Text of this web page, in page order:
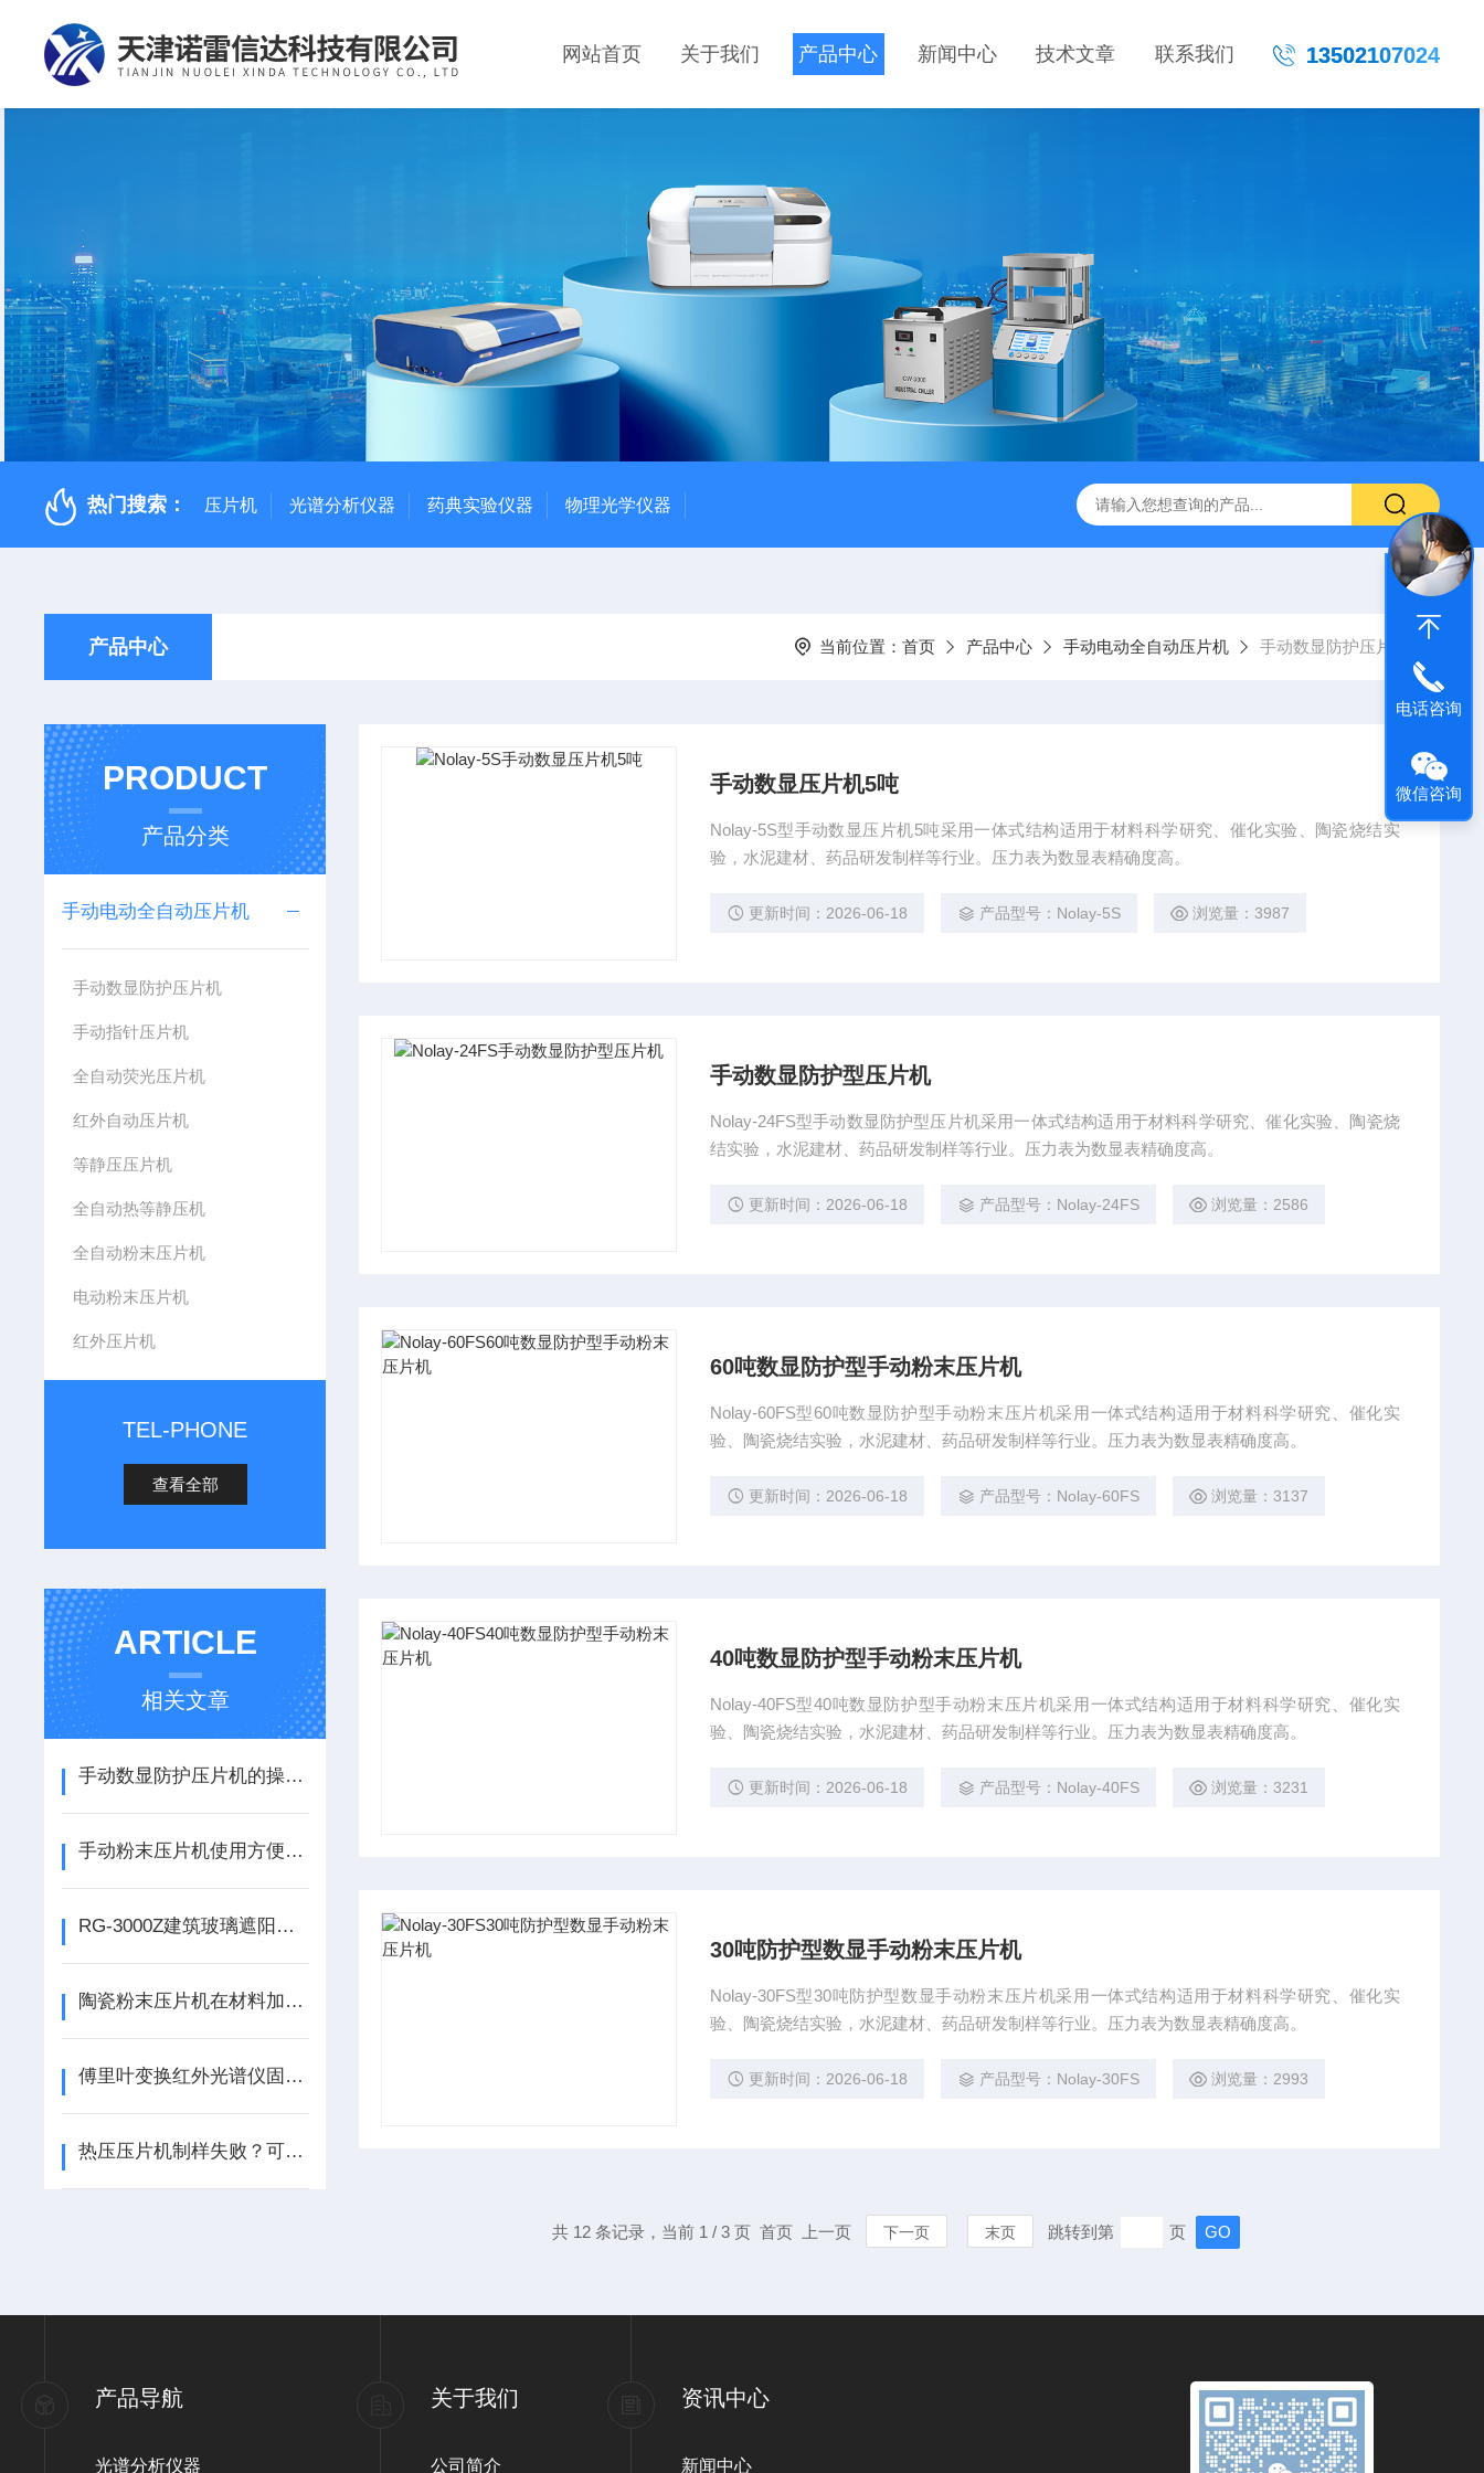
13502107024
网站首页 关于我们 产品中心 新闻中心 技术文章 联系我们
热门搜索： 压片机 光谱分析仪器 药典实验仪器 物理光学仪器
产品中心 当前位置： 首页 产品中心 手动电动全自动压片机 手动数显防护压片机
PRODUCT
产品分类
手动电动全自动压片机
手动数显防护压片机
手动指针压片机
全自动荧光压片机
红外自动压片机
等静压压片机
全自动热等静压机
全自动粉末压片机
电动粉末压片机
红外压片机
TEL-PHONE
查看全部
ARTICLE
相关文章
手动数显防护压片机的操作步骤
手动粉末压片机使用方便，操作简单
RG-3000Z建筑玻璃遮阳系数测定仪的应用
陶瓷粉末压片机在材料加工中的重要性与优势
傅里叶变换红外光谱仪固体样品的制样
热压压片机制样失败？可能是这五个原因！
手动数显压片机5吨
Nolay-5S型手动数显压片机5吨采用一体式结构适用于材料科学研究、催化实验、陶瓷烧结实
验，水泥建材、药品研发制样等行业。压力表为数显表精确度高。
更新时间：2026-06-18 产品型号：Nolay-5S 浏览量：3987
手动数显防护型压片机
Nolay-24FS型手动数显防护型压片机采用一体式结构适用于材料科学研究、催化实验、陶瓷烧
结实验，水泥建材、药品研发制样等行业。压力表为数显表精确度高。
更新时间：2026-06-18 产品型号：Nolay-24FS 浏览量：2586
60吨数显防护型手动粉末压片机
Nolay-60FS型60吨数显防护型手动粉末压片机采用一体式结构适用于材料科学研究、催化实
验、陶瓷烧结实验，水泥建材、药品研发制样等行业。压力表为数显表精确度高。
更新时间：2026-06-18 产品型号：Nolay-60FS 浏览量：3137
40吨数显防护型手动粉末压片机
Nolay-40FS型40吨数显防护型手动粉末压片机采用一体式结构适用于材料科学研究、催化实
验、陶瓷烧结实验，水泥建材、药品研发制样等行业。压力表为数显表精确度高。
更新时间：2026-06-18 产品型号：Nolay-40FS 浏览量：3231
30吨防护型数显手动粉末压片机
Nolay-30FS型30吨防护型数显手动粉末压片机采用一体式结构适用于材料科学研究、催化实
验、陶瓷烧结实验，水泥建材、药品研发制样等行业。压力表为数显表精确度高。
更新时间：2026-06-18 产品型号：Nolay-30FS 浏览量：2993
共 12 条记录，当前 1 / 3 页 首页 上一页 下一页 末页 跳转到第 页
产品导航
光谱分析仪器
关于我们
公司简介
资讯中心
新闻中心
电话咨询
微信咨询